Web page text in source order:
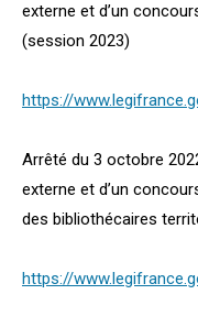
externe et d’un
(session 2023)
https://
Arrêté du 3 octobre
externe et d’un
des bibliothécaires
https://